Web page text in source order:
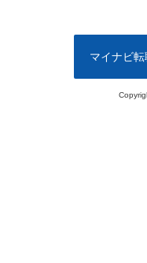
マイナビ